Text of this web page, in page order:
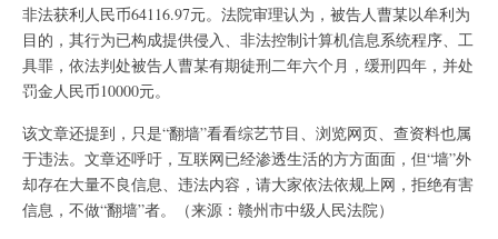
非法获利人民币64116.97元。法院审理认为，被告人曹某以牟利为
目的，其行为已构成提供侵入、非法控制计算机信息系统程序、工
具罪，依法判处被告人曹某有期徒刑二年六个月，缓刑四年，并处
罚金人民币10000元。
该文章还提到，只是“翻墙”看看综艺节目、浏览网页、查资料也属
于违法。文章还呼吁，互联网已经渗透生活的方方面面，但“墙”外
却存在大量不良信息、违法内容，请大家依法依规上网，拒绝有害
信息，不做“翻墙”者。（来源：赣州市中级人民法院）